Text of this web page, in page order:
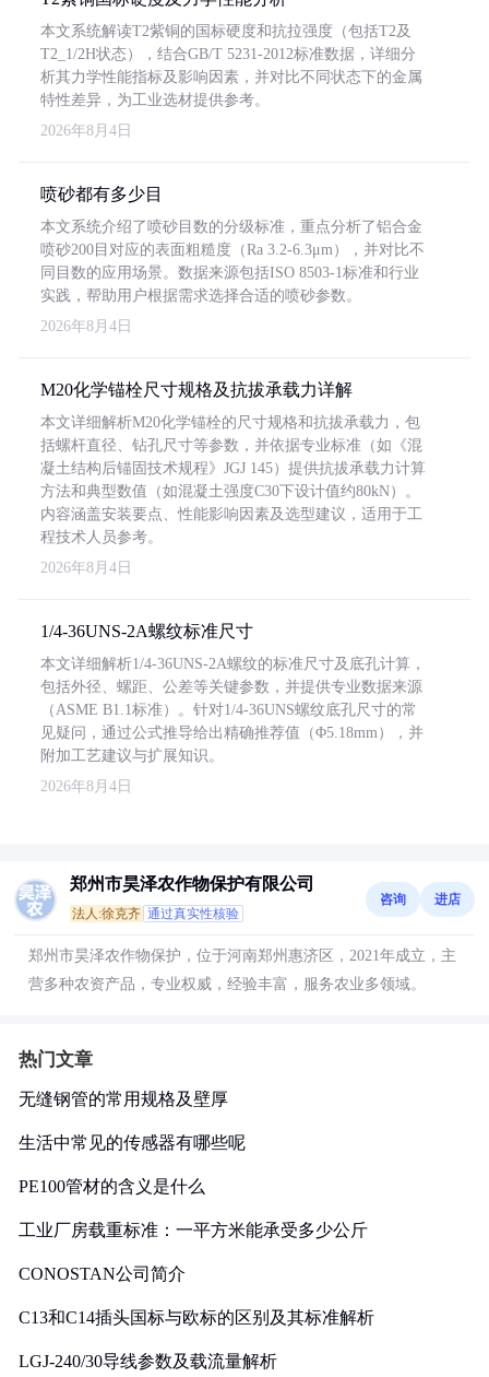
本文系统解读T2紫铜的国标硬度和抗拉强度（包括T2及
T2_1/2H状态），结合GB/T 5231-2012标准数据，详细分
析其力学性能指标及影响因素，并对比不同状态下的金属
特性差异，为工业选材提供参考。
2026年8月4日
喷砂都有多少目
本文系统介绍了喷砂目数的分级标准，重点分析了铝合金
喷砂200目对应的表面粗糙度（Ra 3.2-6.3μm），并对比不
同目数的应用场景。数据来源包括ISO 8503-1标准和行业
实践，帮助用户根据需求选择合适的喷砂参数。
2026年8月4日
M20化学锚栓尺寸规格及抗拔承载力详解
本文详细解析M20化学锚栓的尺寸规格和抗拔承载力，包
括螺杆直径、钻孔尺寸等参数，并依据专业标准（如《混
凝土结构后锚固技术规程》JGJ 145）提供抗拔承载力计算
方法和典型数值（如混凝土强度C30下设计值约80kN）。
内容涵盖安装要点、性能影响因素及选型建议，适用于工
程技术人员参考。
2026年8月4日
1/4-36UNS-2A螺纹标准尺寸
本文详细解析1/4-36UNS-2A螺纹的标准尺寸及底孔计算，
包括外径、螺距、公差等关键参数，并提供专业数据来源
（ASME B1.1标准）。针对1/4-36UNS螺纹底孔尺寸的常
见疑问，通过公式推导给出精确推荐值（Φ5.18mm），并
附加工艺建议与扩展知识。
2026年8月4日
郑州市昊泽农作物保护有限公司
法人:徐克齐 通过真实性核验
咨询 进店
郑州市昊泽农作物保护，位于河南郑州惠济区，2021年成立，主
营多种农资产品，专业权威，经验丰富，服务农业多领域。
热门文章
无缝钢管的常用规格及壁厚
生活中常见的传感器有哪些呢
PE100管材的含义是什么
工业厂房载重标准：一平方米能承受多少公斤
CONOSTAN公司简介
C13和C14插头国标与欧标的区别及其标准解析
LGJ-240/30导线参数及载流量解析